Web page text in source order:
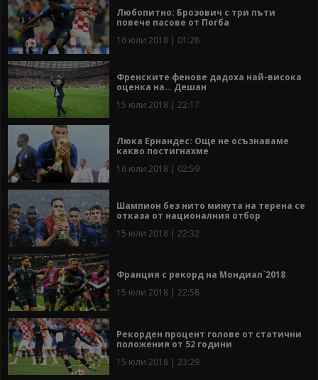
Любопитно: Брозович с три пъти
повече пасове от Погба
16 юли 2018 | 01:28
Френските фенове дадоха най-висока
оценка на… Дешан
15 юли 2018 | 22:17
Люка Ернандес: Още не осъзнаваме
какво постигнахме
16 юли 2018 | 02:59
Шампион без нито минута на терена се
отказа от националния отбор
15 юли 2018 | 22:32
Франция с рекорд на Мондиал`2018
15 юли 2018 | 22:58
Рекорден процент голове от статични
положения от 52 години
15 юли 2018 | 23:29